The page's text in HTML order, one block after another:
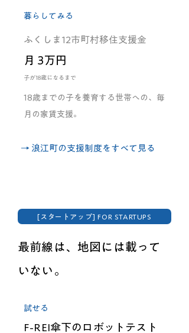
暮らしてみる
ふくしま12市町村移住支援金
月 3万円
子が18歳になるまで
18歳までの子を養育する世帯への、毎
月の家賃支援。
​→ 浪江町の支援制度をすべて見る
[スタートアップ] FOR STARTUPS
最前線は、地図には載って
いない。
試せる
F-REI傘下のロボットテスト